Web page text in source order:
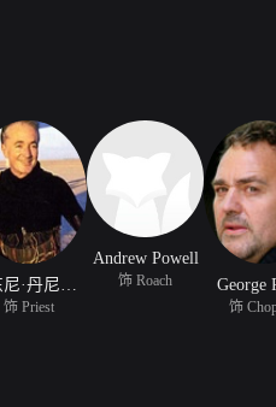
饰 Priest
Andrew Powell
饰 Roach George
饰